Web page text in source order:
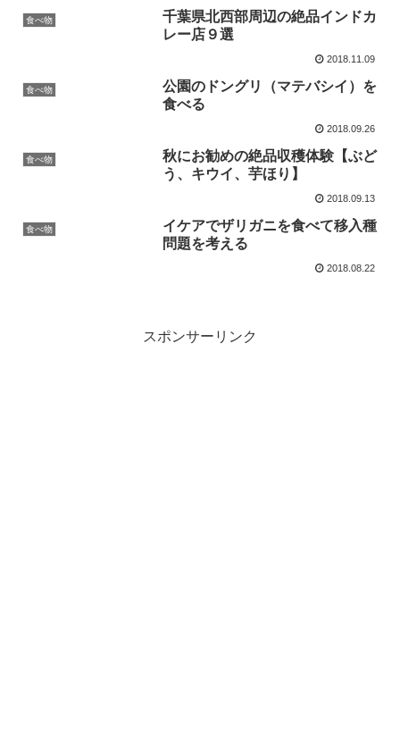
食べ物
千葉県北西部周辺の絶品インドカ
レー店９選
2018.11.09
食べ物
公園のドングリ（マテバシイ）を
食べる
2018.09.26
食べ物
秋にお勧めの絶品収穫体験【ぶど
う、キウイ、芋ほり】
2018.09.13
食べ物
イケアでザリガニを食べて移入種
問題を考える
2018.08.22
スポンサーリンク